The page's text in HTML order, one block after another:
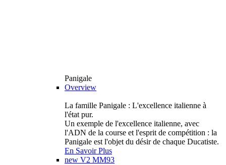
Panigale
Overview
La famille Panigale : L'excellence italienne à
l'état pur.
Un exemple de l'excellence italienne, avec
l'ADN de la course et l'esprit de compétition : la
Panigale est l'objet du désir de chaque Ducatiste.
En Savoir Plus
new V2 MM93